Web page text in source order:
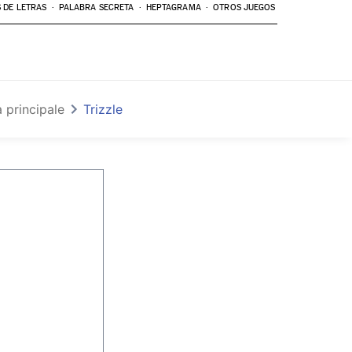
DE LETRAS PALABRA SECRETA HEPTAGRAMA OTROS JUEGOS
principale Trizzle